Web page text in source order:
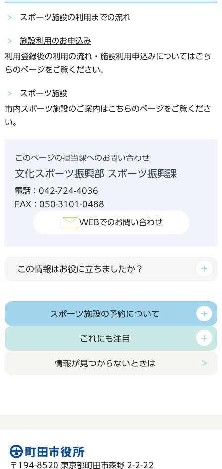
スポーツ施設の利用までの流れ
施設利用のお申込み
利用登録後の利用の流れ・施設利用申込みについてはこち
らのページをご覧ください。
スポーツ施設
市内スポーツ施設のご案内はこちらのページをご覧くださ
い。
このページの担当課へのお問い合わせ
文化スポーツ振興部 スポーツ振興課
電話：042-724-4036
FAX：050-3101-0488
WEBでのお問い合わせ
この情報はお役に立ちましたか？
スポーツ施設の予約について
これにも注目
情報が見つからないときは
〒194-8520 東京都町田市森野 2-2-22